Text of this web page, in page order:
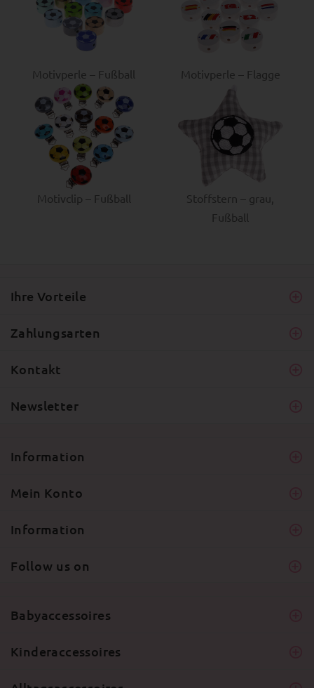
Motivperle – Fußball Motivperle – Flagge
Motivclip – Fußball
Stoffstern – grau,
Fußball
Ihre Vorteile
Zahlungsarten
Kontakt
Newsletter
Information
Mein Konto
Information
Follow us on
Babyaccessoires
Kinderaccessoires